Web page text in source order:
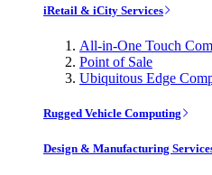
iRetail & iCity Services
All-in-One Touch
Point of Sale
Ubiquitous Edge
Rugged Vehicle Computing
Design & Manufacturing